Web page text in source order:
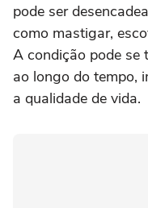
pode ser
como mastigar,
A condição pode se
ao longo do tempo,
a qualidade de vida.